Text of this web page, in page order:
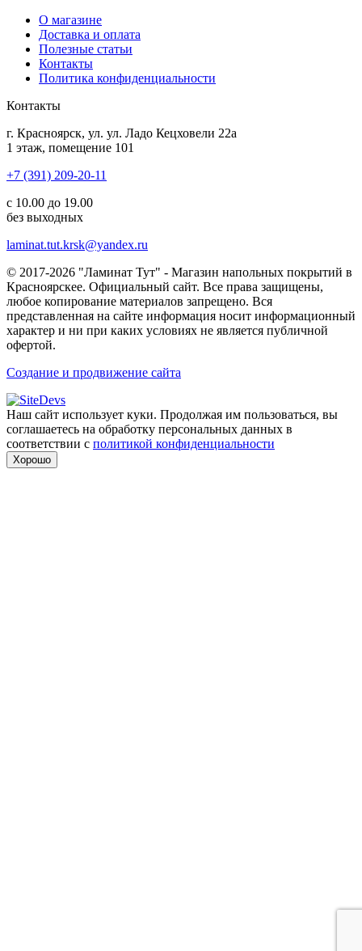
О магазине
Доставка и оплата
Полезные статьи
Контакты
Политика конфиденциальности
Контакты
г. Красноярск, ул. ул. Ладо Кецховели 22а
1 этаж, помещение 101
+7 (391) 209-20-11
с 10.00 до 19.00
без выходных
laminat.tut.krsk@yandex.ru
© 2017-2026 "Ламинат Тут" - Магазин напольных покрытий в
Красноярскее. Официальный сайт. Все права защищены,
любое копирование материалов запрещено. Вся
представленная на сайте информация носит информационный
характер и ни при каких условиях не является публичной
офертой.
Создание и продвижение сайта
Наш сайт использует куки. Продолжая им пользоваться, вы
соглашаетесь на обработку персональных данных в
соответствии с политикой конфиденциальности
Хорошо